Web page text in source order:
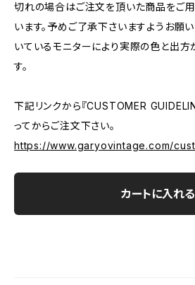
切れの場合はご注文を頂いた商品をご
います。予めご了承下さいますようお願い
いているモニターにより実際の色と出
す。
下記リンクから『CUSTOMER
ってからご注文下さい。
https://www.garyovintage.com/
カートに入れる